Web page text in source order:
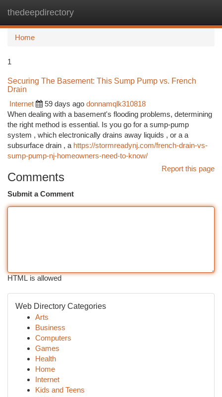
thedeepdirectory
Home
1
Securing The Basement: This Sump Pump vs. French
Drain
Internet
59 days ago donnamqlk310818
When dealing with a basement's flooding problems, determining
the right method is essential. Is you go for a sump-pump
system , which electronically drains away liquids , or a a
subsurface drain , a https://stormreadynj.com/french-drain-vs-
sump-pump-nj-homeowners-need-to-know/
Report this page
Comments
Submit a Comment
HTML is allowed
Web Directory Categories
Arts
Business
Computers
Games
Health
Home
Internet
Kids and Teens